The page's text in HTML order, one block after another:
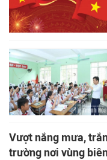
Vượt nắng mưa,
trường nơi vùng